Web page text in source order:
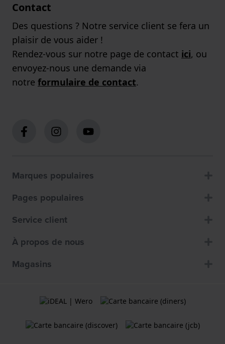
Contact
Des questions ? Notre service client se fera un
plaisir de vous aider !
Rendez-vous sur notre page de contact ici, ou
envoyez-nous une demande via
notre formulaire de contact.
Marques populaires
Pages populaires
Service client
À propos de nous
Magasins